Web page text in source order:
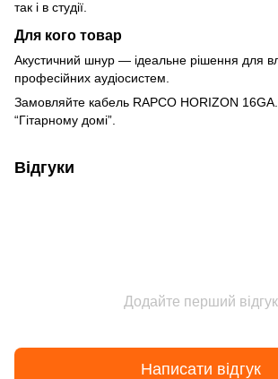
так і в студії.
Для кого товар
Акустичний шнур — ідеальне рішення для
професійних аудіосистем.
Замовляйте кабель RAPCO HORIZON
“Гітарному домі”.
Відгуки
Додайте перший відгук
Написати відгук